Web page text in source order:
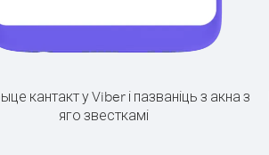
кантакт у Viber і пазваніць з акна з
яго звесткамі